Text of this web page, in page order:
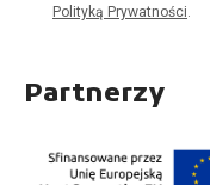
Polityką Prywatności.
Partnerzy